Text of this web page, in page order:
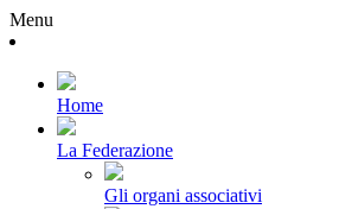
Menu
Home
La Federazione
Gli organi associativi